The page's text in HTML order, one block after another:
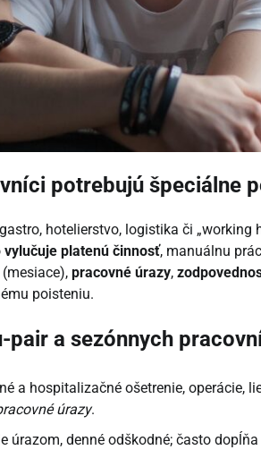
potrebujú špeciálne
hotelierstvo, logistika či „working
vylučuje platenú činnosť, manuálnu
(mesiace), pracovné úrazy,
poisteniu.
a sezónnych
a hospitalizačné ošetrenie, operácie,
úrazy.
úrazom, denné odškodné; často